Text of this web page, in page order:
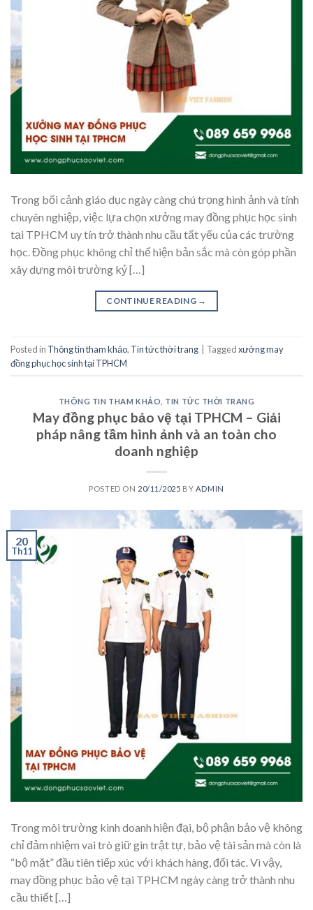
Trong bối cảnh giáo dục ngày càng chú trọng hình ảnh và tính
chuyên nghiệp, việc lựa chọn xưởng may đồng phục học sinh
tại TPHCM uy tín trở thành nhu cầu tất yếu của các trường
học. Đồng phục không chỉ thể hiện bản sắc mà còn góp phần
xây dựng môi trường kỷ […]
CONTINUE READING →
Posted in Thông tin tham khảo, Tin tức thời trang Taggedxưởng may
đồng phục học sinh tại TPHCM
THÔNG TIN THAM KHẢO TIN TỨC THỜI TRANG
May đồng phục bảo vệ tại TPHCM – Giải
pháp nâng tầm hình ảnh và an toàn cho
doanh nghiệp
POSTED ON 20/11/2025 BY ADMIN
20
Th11
Trong môi trường kinh doanh hiện đại, bộ phận bảo vệ không
chỉ đảm nhiệm vai trò giữ gìn trật tự, bảo vệ tài sản mà còn là
“bộ mặt” đầu tiên tiếp xúc với khách hàng, đối tác. Vì vậy,
may đồng phục bảo vệ tại TPHCM ngày càng trở thành nhu
cầu thiết […]